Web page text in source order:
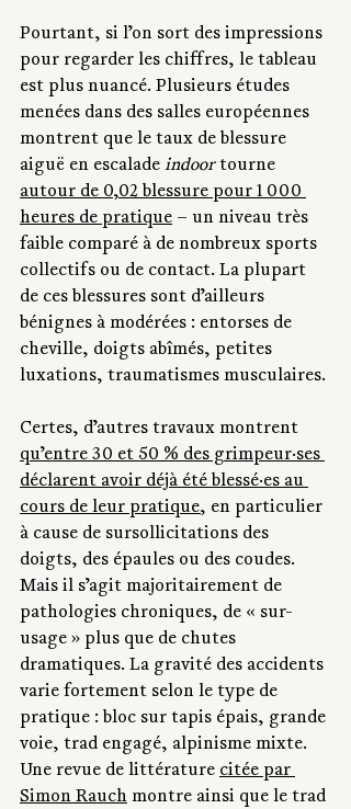
Pourtant, si l’on sort des impressions
pour regarder les chiffres, le tableau
est plus nuancé. Plusieurs études
menées dans des salles européennes
montrent que le taux de blessure
aiguë en escalade indoor tourne
autour de 0,02 blessure pour 1 000
heures de pratique – un niveau très
faible comparé à de nombreux sports
collectifs ou de contact. La plupart
de ces blessures sont d’ailleurs
bénignes à modérées : entorses de
cheville, doigts abîmés, petites
luxations, traumatismes musculaires.
Certes, d’autres travaux montrent
qu’entre 30 et 50 % des grimpeur·ses
déclarent avoir déjà été blessé·es au
cours de leur pratique, en particulier
à cause de sursollicitations des
doigts, des épaules ou des coudes.
Mais il s’agit majoritairement de
pathologies chroniques, de « sur-
usage » plus que de chutes
dramatiques. La gravité des accidents
varie fortement selon le type de
pratique : bloc sur tapis épais, grande
voie, trad engagé, alpinisme mixte.
Une revue de littérature citée par
Simon Rauch montre ainsi que le trad